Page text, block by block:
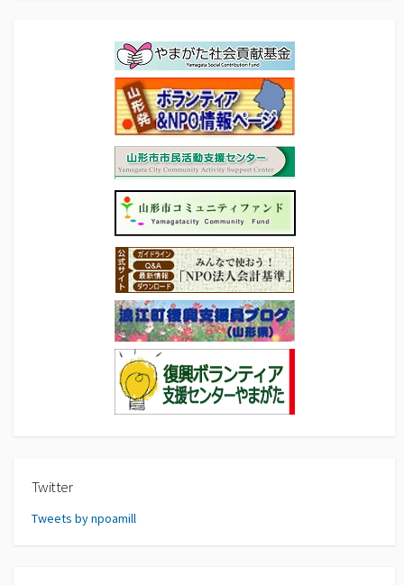
Twitter
Tweets by npoamill